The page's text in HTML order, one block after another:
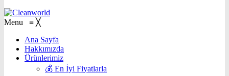
Menu ≡ ╳
Ana Sayfa
Hakkımızda
Ürünlerimiz
💰 En İyi Fiyatlarla